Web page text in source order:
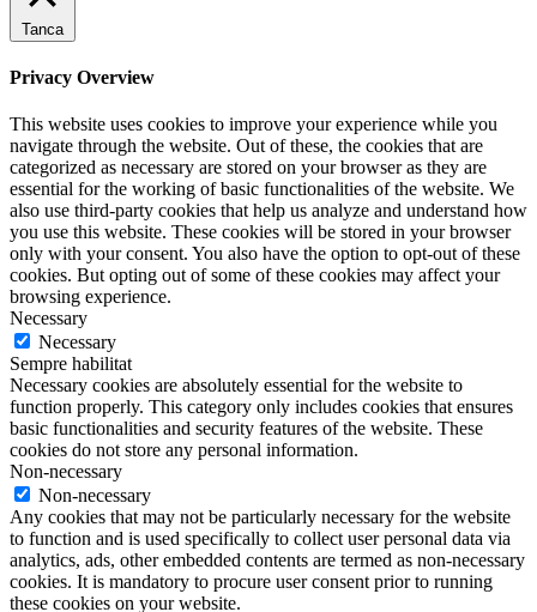
Tanca
Privacy Overview
This website uses cookies to improve your experience while you
navigate through the website. Out of these, the cookies that are
categorized as necessary are stored on your browser as they are
essential for the working of basic functionalities of the website. We
also use third-party cookies that help us analyze and understand how
you use this website. These cookies will be stored in your browser
only with your consent. You also have the option to opt-out of these
cookies. But opting out of some of these cookies may affect your
browsing experience.
Necessary
Necessary
Sempre habilitat
Necessary cookies are absolutely essential for the website to
function properly. This category only includes cookies that ensures
basic functionalities and security features of the website. These
cookies do not store any personal information.
Non-necessary
Non-necessary
Any cookies that may not be particularly necessary for the website
to function and is used specifically to collect user personal data via
analytics, ads, other embedded contents are termed as non-necessary
cookies. It is mandatory to procure user consent prior to running
these cookies on your website.